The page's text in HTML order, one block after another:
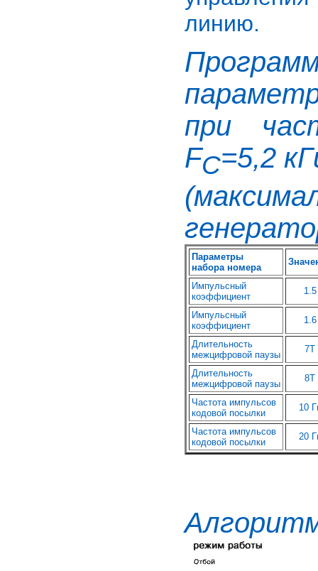
линию.
при
FC=5,2
Параметры
набора номера
Импульсный
коэффициент
1.5
Импульсный
коэффициент
1.6
Длительность
межцифровой паузы
7T
Длительность
межцифровой паузы
8T
Частота импульсов
кодовой посылки
10
Частота импульсов
кодовой посылки
20